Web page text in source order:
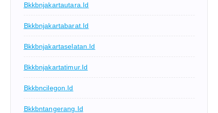
Bkkbnjakartautara.id
Bkkbnjakartabarat.id
Bkkbnjakartaselatan.id
Bkkbnjakartatimur.id
Bkkbncilegon.id
Bkkbntangerang.id